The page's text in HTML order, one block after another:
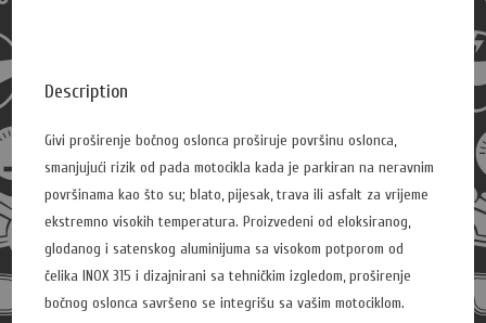
Description
Givi proširenje bočnog oslonca proširuje površinu oslonca,
smanjujući rizik od pada motocikla kada je parkiran na neravnim
površinama kao što su; blato, pijesak, trava ili asfalt za vrijeme
ekstremno visokih temperatura. Proizvedeni od eloksiranog,
glodanog i satenskog aluminijuma sa visokom potporom od
čelika INOX 315 i dizajnirani sa tehničkim izgledom, proširenje
bočnog oslonca savršeno se integrišu sa vašim motociklom.